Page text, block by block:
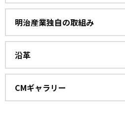
明治産業独自の取組み
沿革
CMギャラリー